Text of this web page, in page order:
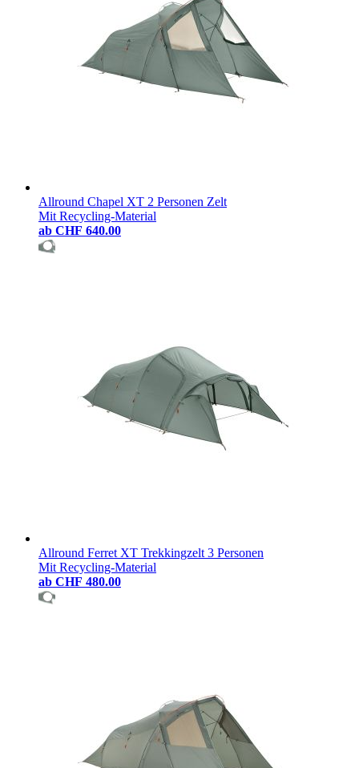
Allround Chapel XT 2 Personen Zelt
Mit Recycling-Material
ab CHF 640.00
Allround Ferret XT Trekkingzelt 3 Personen
Mit Recycling-Material
ab CHF 480.00